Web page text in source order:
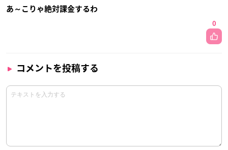
あ～こりゃ絶対課金するわ
0
コメントを投稿する